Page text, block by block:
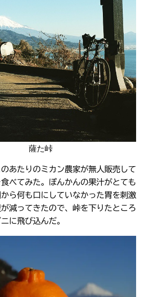
薩た峠
あたりのミカン農家が無人販売して
べてみた。ぽんかんの果汁がとても
ら何も口にしていなかった胃を刺激
減ってきたので、峠を下りたところ
に飛び込んだ。